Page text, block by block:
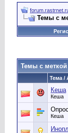
Темы с
Темы с меткой
Тема /
Кеша
Кеша
Кеша